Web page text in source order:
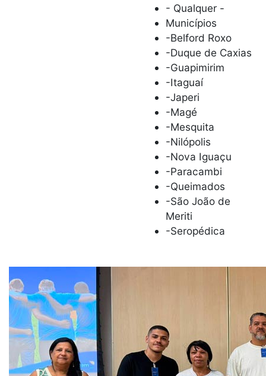
- Qualquer -
Municípios
-Belford Roxo
-Duque de Caxias
-Guapimirim
-Itaguaí
-Japeri
-Magé
-Mesquita
-Nilópolis
-Nova Iguaçu
-Paracambi
-Queimados
-São João de
Meriti
-Seropédica